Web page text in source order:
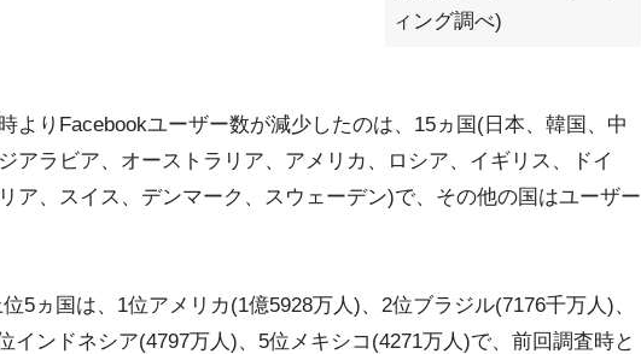
ィング調べ)
よりFacebookユーザー数が減少したのは、15ヵ国(日本、韓国、中
アラビア、オーストラリア、アメリカ、ロシア、イギリス、ドイ
ア、スイス、デンマーク、スウェーデン)で、その他の国はユーザー
5ヵ国は、1位アメリカ(1億5928万人)、2位ブラジル(7176千万人)、
インドネシア(4797万人)、5位メキシコ(4271万人)で、前回調査時と